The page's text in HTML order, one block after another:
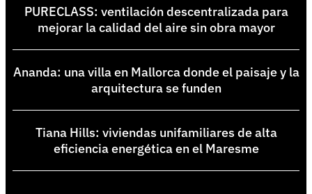
PURECLASS: ventilación descentralizada para
mejorar la calidad del aire sin obra mayor
Ananda: una villa en Mallorca donde el paisaje y la
arquitectura se funden
Tiana Hills: viviendas unifamiliares de alta
eficiencia energética en el Maresme